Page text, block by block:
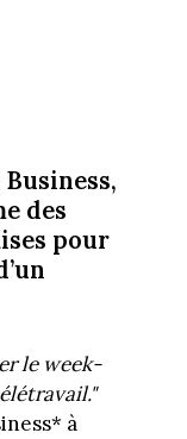
des
pour
le week-
à